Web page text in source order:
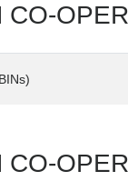
CO-
CO-